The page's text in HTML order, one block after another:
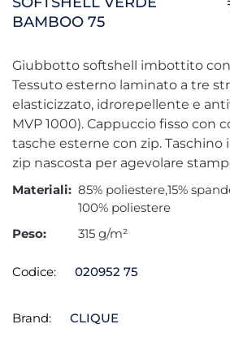
BAMBOO 75
Giubbotto softshell imbottito
Tessuto esterno laminato a tre
elasticizzato, idrorepellente e
MVP 1000). Cappuccio fisso con
tasche esterne con zip. Taschino
zip nascosta per agevolare
Materiali: 85% poliestere,15%
100% poliestere
Peso:
315 g/m²
Codice: 020952 75
Brand: CLIQUE